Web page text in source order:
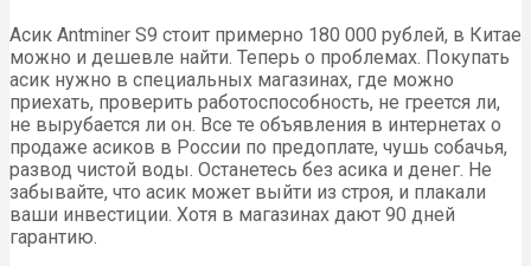
Асик Antminer S9 стоит примерно 180 000 рублей, в Китае
можно и дешевле найти. Теперь о проблемах. Покупать
асик нужно в специальных магазинах, где можно
приехать, проверить работоспособность, не греется ли,
не вырубается ли он. Все те объявления в интернетах о
продаже асиков в России по предоплате, чушь собачья,
развод чистой воды. Останетесь без асика и денег. Не
забывайте, что асик может выйти из строя, и плакали
ваши инвестиции. Хотя в магазинах дают 90 дней
гарантию.